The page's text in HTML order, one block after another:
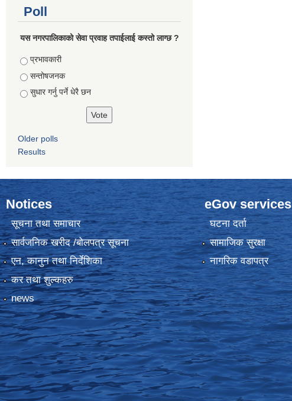
Poll
यस नगरपालिकाको सेवा प्रवाह तपाईलाई कस्तो लाग्छ ?
Choices
प्रभावकारी
सन्तोषजनक
सुधार गर्नु पर्ने धेरै छन
Older polls
Results
Notices
सूचना तथा समाचार
सार्वजनिक खरीद /बोलपत्र सूचना
एन, कानुन तथा निर्देशिका
कर तथा शुल्कहरु
news
eGov services
घटना दर्ता
सामाजिक सुरक्षा
नागरिक वडापत्र